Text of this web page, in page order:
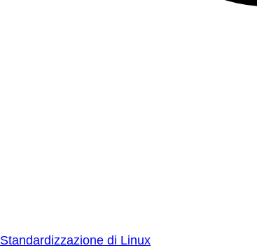
Standardizzazione di Linux